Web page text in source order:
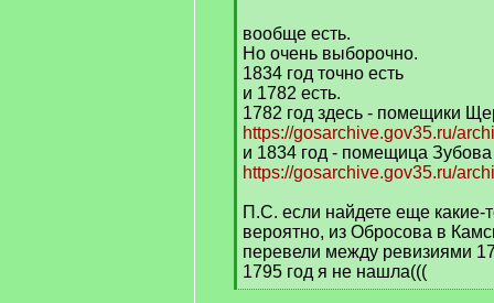
]
вообще есть.
Но очень выборочно.
1834 год точно есть
и 1782 есть.
1782 год здесь - помещики
https://gosarchive.gov35.ru/
и 1834 год - помещица Зубова
https://gosarchive.gov35.ru/
П.С. если найдете еще какие-
вероятно, из Обросова в
перевели между ревизиями
1795 год я не нашла(((
[